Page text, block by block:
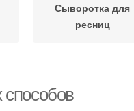
Сыворотка для
ресниц